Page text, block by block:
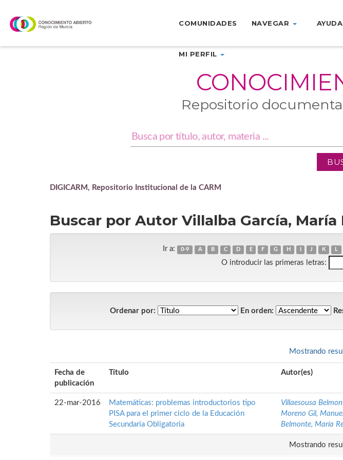
navigation
COMUNIDADES NAVEGAR AYUDA
MI PERFIL
Repositorio
DIGICARM, Repositorio Institucional de la CARM
Buscar por Autor Villalba García, María
Ir a: 0-9 A B C D E F G H J K L
O introducir las primeras letras:
Ordenar por: En orden:
Mostrando
Fecha de
publicación
Título Autor(es)
22-mar-2016
Matemáticas: problemas introductorios tipo
PISA para el primer ciclo de la Educación
Secundaria Obligatoria
Villaesousa
Moreno Gil,
Belmonte, María
Mostrando